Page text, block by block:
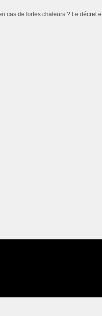
cas de fortes chaleurs ? Le